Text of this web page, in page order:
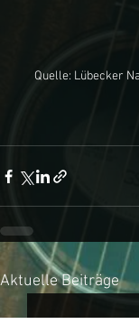
Quelle: Lübecker
Aktuelle Beiträge